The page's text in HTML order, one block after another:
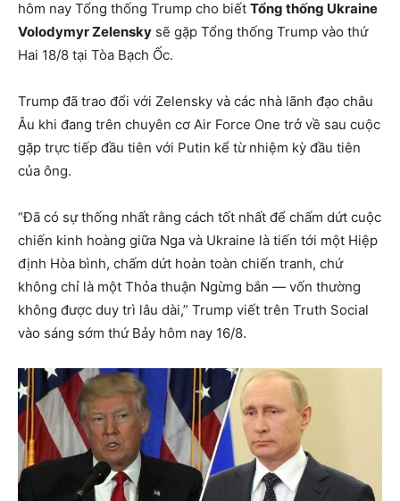
hôm nay Tổng thống Trump cho biết Tổng thống Ukraine
Volodymyr Zelensky sẽ gặp Tổng thống Trump vào thứ
Hai 18/8 tại Tòa Bạch Ốc.
Trump đã trao đổi với Zelensky và các nhà lãnh đạo châu
Âu khi đang trên chuyên cơ Air Force One trở về sau cuộc
gặp trực tiếp đầu tiên với Putin kể từ nhiệm kỳ đầu tiên
của ông.
“Đã có sự thống nhất rằng cách tốt nhất để chấm dứt cuộc
chiến kinh hoàng giữa Nga và Ukraine là tiến tới một Hiệp
định Hòa bình, chấm dứt hoàn toàn chiến tranh, chứ
không chỉ là một Thỏa thuận Ngừng bắn — vốn thường
không được duy trì lâu dài,” Trump viết trên Truth Social
vào sáng sớm thứ Bảy hôm nay 16/8.